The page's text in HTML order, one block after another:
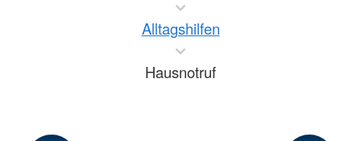
Alltagshilfen
Hausnotruf